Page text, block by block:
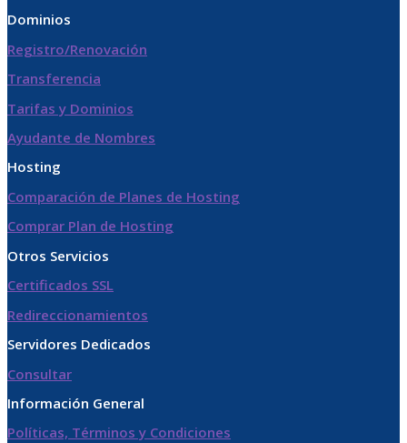
Dominios
Registro/Renovación
Transferencia
Tarifas y Dominios
Ayudante de Nombres
Hosting
Comparación de Planes de Hosting
Comprar Plan de Hosting
Otros Servicios
Certificados SSL
Redireccionamientos
Servidores Dedicados
Consultar
Información General
Políticas, Términos y Condiciones